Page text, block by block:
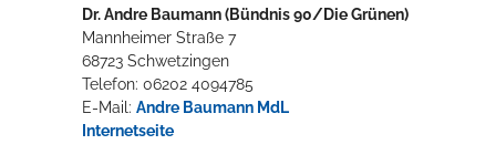
Dr. Andre Baumann (Bündnis 90/Die Grünen)
Mannheimer Straße 7
68723 Schwetzingen
Telefon: 06202 4094785
E-Mail: Andre Baumann MdL
Internetseite